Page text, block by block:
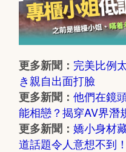
更多新聞： 完美比例
き親自出面打臉
更多新聞：他們在鏡
能相戀？揭穿AV界潛
更多新聞：嬌小身材
道話題令人意想不到！